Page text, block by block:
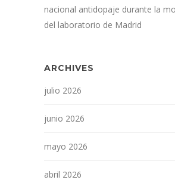
nacional antidopaje durante la
del laboratorio de Madrid
ARCHIVES
julio 2026
junio 2026
mayo 2026
abril 2026